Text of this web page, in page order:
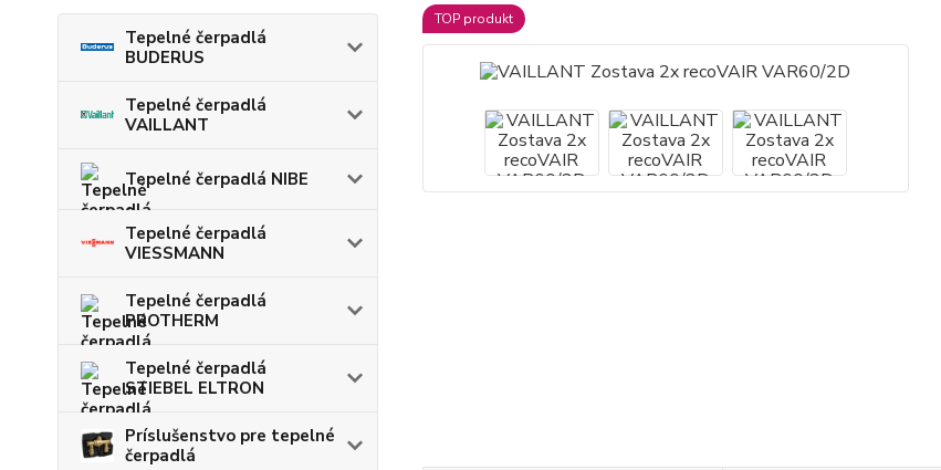
Tepelné čerpadlá
BUDERUS
Tepelné čerpadlá
VAILLANT
Tepelné čerpadlá NIBE
Tepelné čerpadlá
VIESSMANN
Tepelné čerpadlá
PROTHERM
Tepelné čerpadlá
STIEBEL ELTRON
Príslušenstvo pre tepelné
čerpadlá
TOP produkt